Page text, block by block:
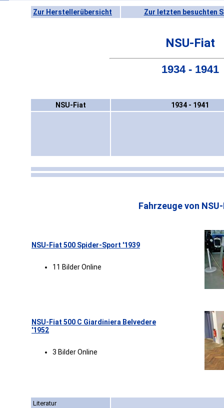
Zur Herstellerübersicht Zur letzten besuchten
NSU-Fiat
1934 - 1941
NSU-Fiat 1934 - 1941
Fahrzeuge von
NSU-Fiat 500 Spider-Sport '1939
11 Bilder Online
NSU-Fiat 500 C Giardiniera Belvedere
'1952
3 Bilder Online
Literatur